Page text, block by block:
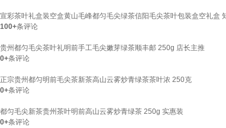
宣彩茶叶礼盒装空盒黄山毛峰都匀毛尖绿茶信阳毛尖茶叶包装盒空礼盒
100+条评论
贵州都匀毛尖茶叶礼明前手工毛尖嫩芽绿茶顺丰邮 250g 店长主推
0+条评论
正宗贵州都匀明前毛尖茶新茶高山云雾炒青绿茶茶叶浓 250克
0+条评论
都匀毛尖新茶贵州茶叶明前高山云雾炒青绿茶 250g 实惠装
0+条评论